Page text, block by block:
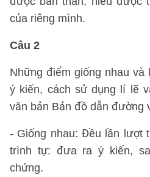
của riêng mình.
Câu 2
Những điểm giống nhau và
ý kiến, cách sử dụng lí lẽ
văn bản Bản đồ dẫn đường
- Giống nhau: Đều lần lượt
trình tự: đưa ra ý kiến,
chứng.